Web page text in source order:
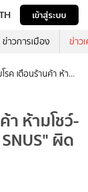
เข้าสู่ระบบ
ข่าวการเมือง ข่าว
รค เตือนร้านค้า ห้าม
า ห้ามโชว์-
ผิด